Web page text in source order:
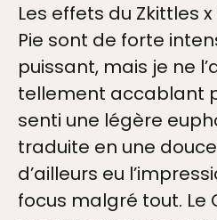
Les effets du Zkittles
Pie sont de forte
puissant, mais je ne
tellement accablant
senti une légère
traduite en une
d’ailleurs eu
focus malgré tout. Le